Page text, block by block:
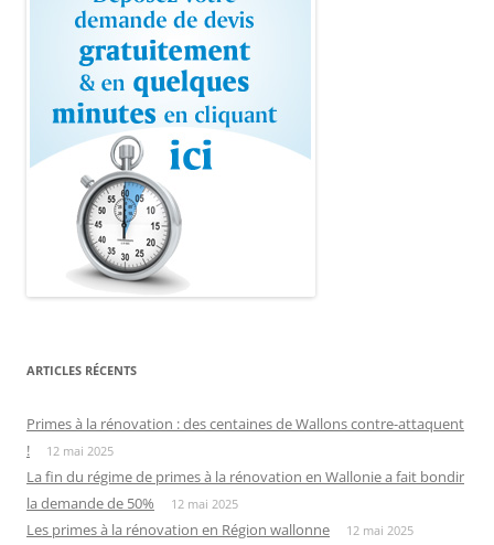
ARTICLES RÉCENTS
Primes à la rénovation : des centaines de Wallons contre-attaquent
!
12 mai 2025
La fin du régime de primes à la rénovation en Wallonie a fait bondir
la demande de 50%
12 mai 2025
Les primes à la rénovation en Région wallonne 12 mai 2025